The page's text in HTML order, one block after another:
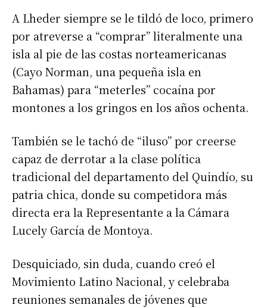
A Lheder siempre se le tildó de loco, primero
por atreverse a “comprar” literalmente una
isla al pie de las costas norteamericanas
(Cayo Norman, una pequeña isla en
Bahamas) para “meterles” cocaína por
montones a los gringos en los años ochenta.
También se le tachó de “iluso” por creerse
capaz de derrotar a la clase política
tradicional del departamento del Quindío, su
patria chica, donde su competidora más
directa era la Representante a la Cámara
Lucely García de Montoya.
Desquiciado, sin duda, cuando creó el
Movimiento Latino Nacional, y celebraba
reuniones semanales de jóvenes que